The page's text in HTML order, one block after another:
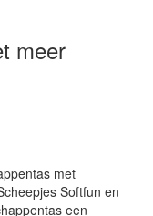
meer
met
Softfun en
een